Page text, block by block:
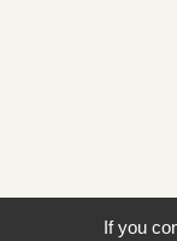
If you